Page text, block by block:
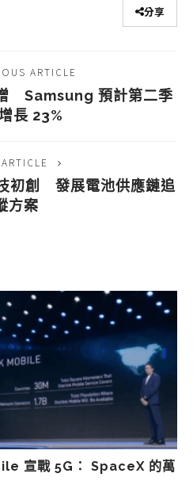
分享
ARTICLE
Samsung 預計第二季
長 23%
初創 發展電池供應鏈追
方案
宣戰 5G： SpaceX 的萬